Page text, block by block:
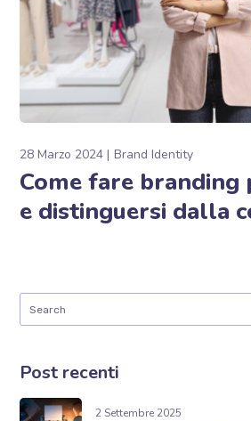
28 Marzo 2024 Brand Identity
Come fare
e distinguersi dalla
Post recenti
2 Settembre 2025